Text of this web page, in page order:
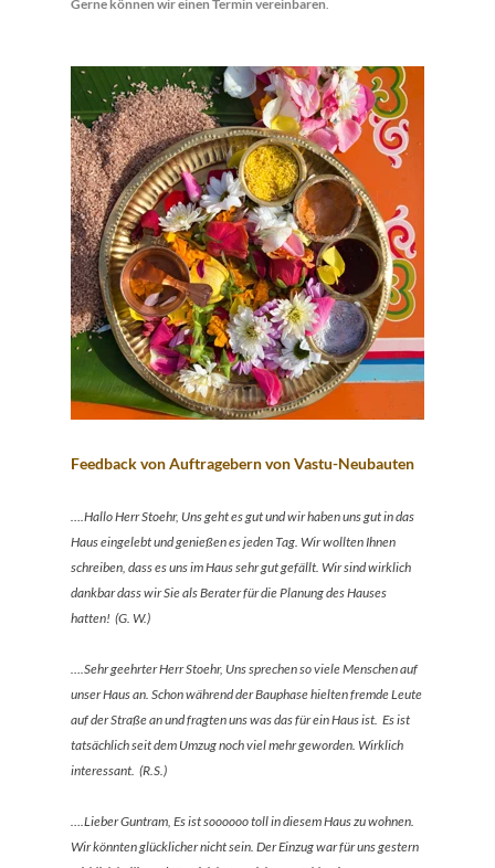
Gerne können wir einen Termin vereinbaren.
Feedback von Auftragebern von Vastu-Neubauten
….Hallo Herr Stoehr, Uns geht es gut und wir haben uns gut in das
Haus eingelebt und genießen es jeden Tag. Wir wollten Ihnen
schreiben, dass es uns im Haus sehr gut gefällt. Wir sind wirklich
dankbar dass wir Sie als Berater für die Planung des Hauses
hatten! (G. W.)
….Sehr geehrter Herr Stoehr, Uns sprechen so viele Menschen auf
unser Haus an. Schon während der Bauphase hielten fremde Leute
auf der Straße an und fragten uns was das für ein Haus ist. Es ist
tatsächlich seit dem Umzug noch viel mehr geworden. Wirklich
interessant. (R.S.)
….Lieber Guntram, Es ist soooooo toll in diesem Haus zu wohnen.
Wir könnten glücklicher nicht sein. Der Einzug war für uns gestern